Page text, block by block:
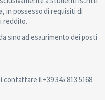
in possesso di requisiti di
reddito.
sino ad esaurimento dei posti
il +39 345 813 5168